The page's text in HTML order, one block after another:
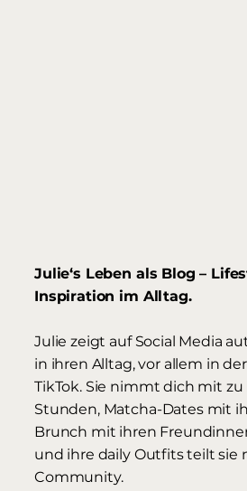
Julie‘s Leben als Blog –
Inspiration im Alltag.
Julie zeigt auf Social Media
in ihren Alltag, vor allem in
TikTok. Sie nimmt dich mit zu
Stunden, Matcha-Dates mit
Brunch mit ihren
und ihre daily Outfits teilt sie
Community.